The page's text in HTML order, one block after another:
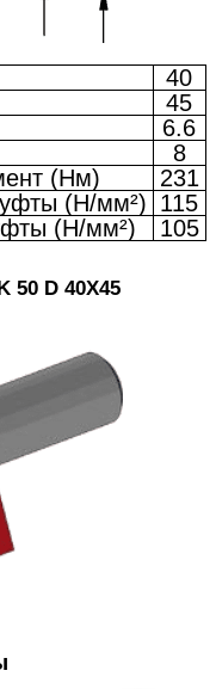
40
45
6.6
8
(Нм)
231
(Н/мм²) 115
(Н/мм²)
105
50 D 40X45